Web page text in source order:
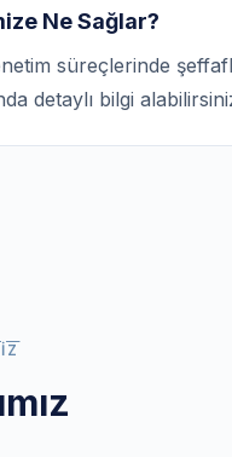
Ne Sağlar?
süreçlerinde
detaylı bilgi